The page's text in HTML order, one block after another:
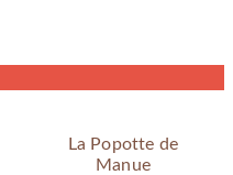
La Popotte de
Manue